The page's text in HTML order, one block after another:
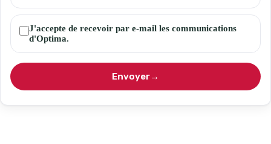
J'accepte de recevoir par e-mail les communications
d'Optima.
Envoyer→